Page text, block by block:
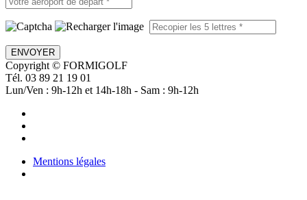
ENVOYER
Copyright © FORMIGOLF
Tél. 03 89 21 19 01
Lun/Ven : 9h-12h et 14h-18h - Sam : 9h-12h
Mentions légales